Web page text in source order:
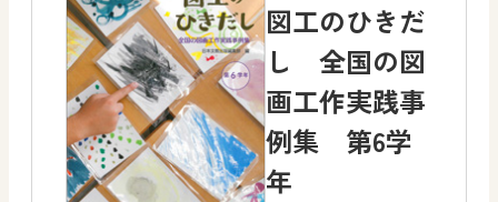
図工のひきだ
し 全国の図
画工作実践事
例集 第6学
年